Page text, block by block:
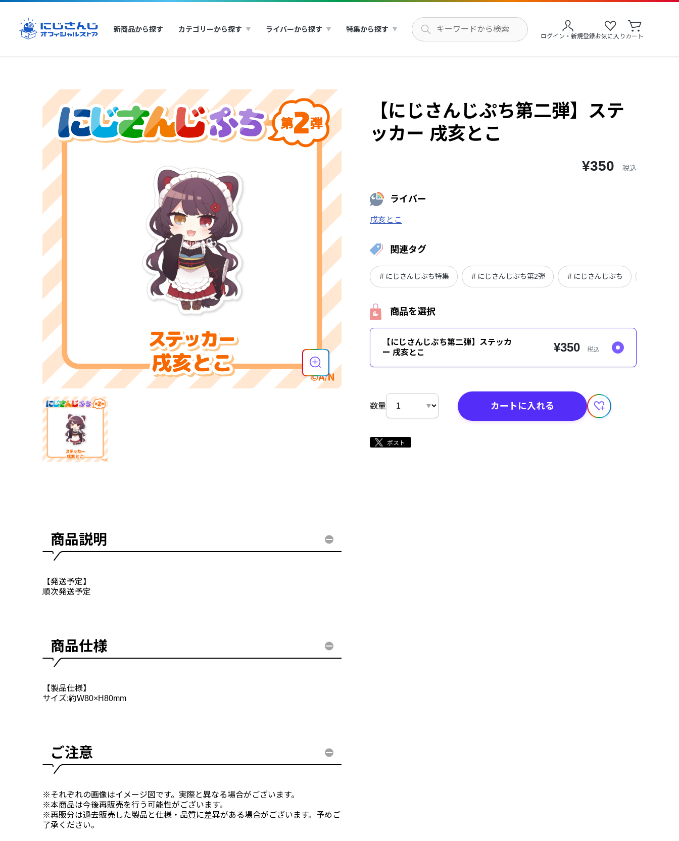
新商品から探す カテゴリーから探す ライバーから探す 特集から探す
ログイン・新規登録お気に入り カート
【にじさんじぷち第二弾】ステ
ッカー 戌亥とこ
¥350 税込
ライバー
戌亥とこ
関連タグ
＃にじさんじぷち特集 ＃にじさんじぷち第2弾 ＃にじさんじぷち
商品を選択
【にじさんじぷち第二弾】ステッカ
ー 戌亥とこ
¥350 税込
数量 カートに入れる
商品説明
【発送予定】
順次発送予定
商品仕様
【製品仕様】
サイズ:約W80×H80mm
ご注意
※それぞれの画像はイメージ図です。実際と異なる場合がございます。
※本商品は今後再販売を行う可能性がございます。
※再販分は過去販売した製品と仕様・品質に差異がある場合がございます。予めご
了承ください。